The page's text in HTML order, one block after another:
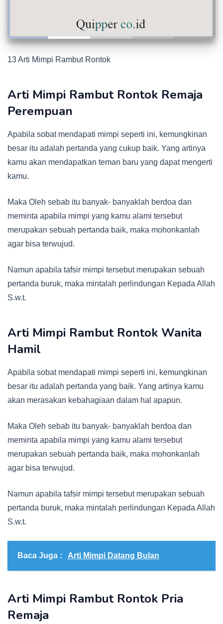
13 Arti Mimpi Rambut Rontok
Arti Mimpi Rambut Rontok Remaja
Perempuan
Apabila sobat mendapati mimpi seperti ini, kemungkinan
besar itu adalah pertanda yang cukup baik. Yang artinya
kamu akan mendapatkan teman baru yang dapat mengerti
kamu.
Maka Oleh sebab itu banyak- banyaklah berdoa dan
meminta apabila mimpi yang kamu alami tersebut
merupakan sebuah pertanda baik, maka mohonkanlah
agar bisa terwujud.
Namun apabila tafsir mimpi tersebut merupakan sebuah
pertanda buruk, maka mintalah perlindungan Kepada Allah
S.w.t.
Arti Mimpi Rambut Rontok Wanita
Hamil
Apabila sobat mendapati mimpi seperti ini, kemungkinan
besar itu adalah pertanda yang baik. Yang artinya kamu
akan merasakan kebahagiaan dalam hal apapun.
Maka Oleh sebab itu banyak- banyaklah berdoa dan
meminta apabila mimpi yang kamu alami tersebut
merupakan sebuah pertanda baik, maka mohonkanlah
agar bisa terwujud.
Namun apabila tafsir mimpi tersebut merupakan sebuah
pertanda buruk, maka mintalah perlindungan Kepada Allah
S.w.t.
Baca Juga : Arti Mimpi Datang Bulan
Arti Mimpi Rambut Rontok Pria
Remaja